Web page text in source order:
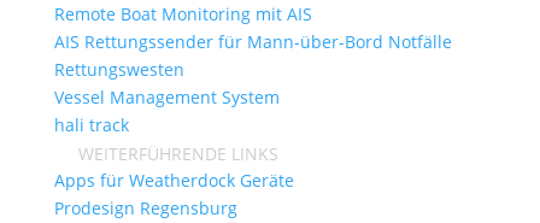
Remote Boat Monitoring mit AIS
AIS Rettungssender für Mann-über-Bord Notfälle
Rettungswesten
Vessel Management System
hali track
WEITERFÜHRENDE LINKS
Apps für Weatherdock Geräte
Prodesign Regensburg